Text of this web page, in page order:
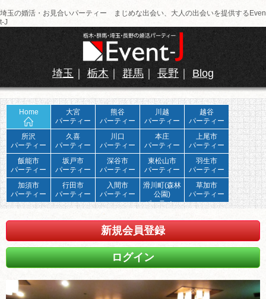
埼玉の婚活・お見合いパーティー まじめな出会い、大人の出会いを提供するEven
t-J
埼玉 ｜ 栃木 ｜ 群馬 ｜ 長野 ｜ Blog
Home
大宮
パーティー
熊谷
パーティー
川越
パーティー
越谷
パーティー
所沢
パーティー
久喜
パーティー
川口
パーティー
本庄
パーティー
上尾市
パーティー
飯能市
パーティー
坂戸市
パーティー
深谷市
パーティー
東松山市
パーティー
羽生市
パーティー
加須市
パーティー
行田市
パーティー
入間市
パーティー
滑川町(森林
公園)
パーティー
草加市
パーティー
新規会員登録
ログイン